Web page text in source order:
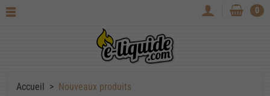
0
Accueil Nouveaux produits